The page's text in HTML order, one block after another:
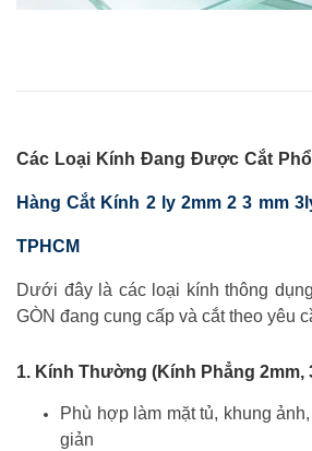
Các Loại Kính Đang Được Cắt
Hàng Cắt Kính 2 ly 2mm 2 3 mm
TPHCM
Dưới đây là các loại kính thông
GÒN đang cung cấp và cắt theo yêu
1. Kính Thường (Kính Phẳng 2mm,
Phù hợp làm mặt tủ, khung
giản